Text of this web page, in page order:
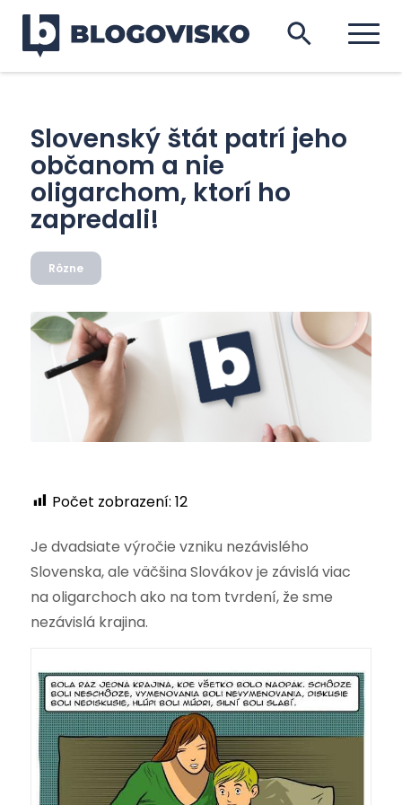
Slovenský štát patrí jeho
občanom a nie
oligarchom, ktorí ho
zapredali!
Rôzne
Počet zobrazení: 12
Je dvadsiate výročie vzniku nezávislého
Slovenska, ale väčšina Slovákov je závislá viac
na oligarchoch ako na tom tvrdení, že sme
nezávislá krajina.